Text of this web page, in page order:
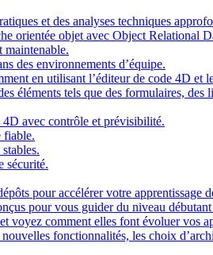
et des analyses techniques
orientée objet avec Object Relational
maintenable.
des environnements d’équipe.
en utilisant l’éditeur de code 4D et
éléments tels que des formulaires, des
avec contrôle et prévisibilité.
fiable.
sécurité.
pour accélérer votre apprentissage
pour vous guider du niveau
voyez comment elles font évoluer vos
fonctionnalités, les choix